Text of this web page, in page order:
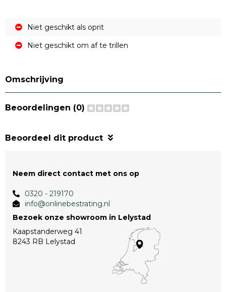
Niet geschikt als oprit
Niet geschikt om af te trillen
Omschrijving
Beoordelingen (0)
Beoordeel dit product
Neem direct contact met ons op
0320 - 219170
info@onlinebestrating.nl
Bezoek onze showroom in Lelystad
Kaapstanderweg 41
8243 RB Lelystad